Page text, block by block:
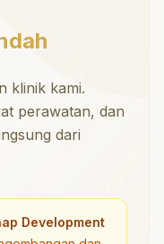
klinik kami.
perawatan, dan
dari
Development